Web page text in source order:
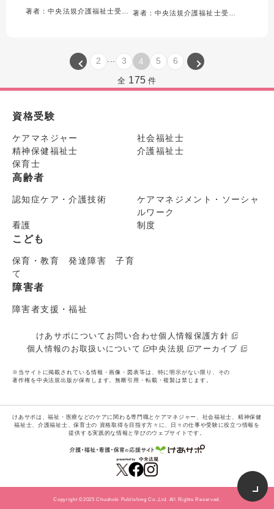
2 3 4 5 6
全 175 件
資格受験
ケアマネジャー
社会福祉士
精神保健福祉士
介護福祉士
保育士
高齢者
認知症ケア・介護技術
ケアマネジメント・ソーシャ
ルワーク
看護
制度
こども
保育・教育 発達障害 子育
て
障害者
障害者支援・福祉
けあサポについて お問い合わせ個人情報保護方針
個人情報のお取扱いについて
中央法規 アーカイブ
※当サイトに掲載されている情報・画像・図表等は、特に明示がない限り、その
著作権を中央法規出版が保有します。無断引用・転載・複製は禁じます。
けあサポは、福祉・医療などのケアに関わる専門職とケアマネジャー、社会福祉士、精神保健
福祉士、介護福祉士、保育士の 資格取得を目指す方々に、日々の仕事や受験に役立つ情報を
提供する実践的な情報と学びのウェブサイトです。
Copyright ©2025 Chuohoki Publishing Co.,Ltd. All Rights Reserved.